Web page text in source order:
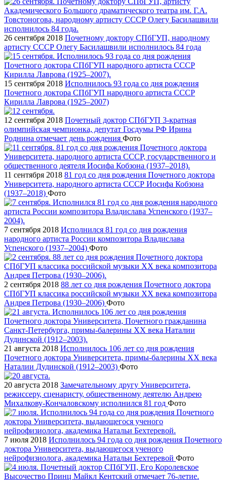
26 сентября 2018 Почетному доктору СПбГУП, народному
артисту СССР Олегу Басилашвили исполнилось 84 года
15 сентября 2018 Исполнилось 93 года со дня рождения
Почетного доктора СПбГУП народного артиста СССР
Кирилла Лаврова (1925–2007)
12 сентября 2018 Почетный доктор СПбГУП 3-кратная
олимпийская чемпионка, депутат Госдумы РФ Ирина
Роднина отмечает день рождения Фото
11 сентября 2018 81 год со дня рождения Почетного доктора
Университета, народного артиста СССР Иосифа Кобзона
(1937–2018) Фото
7 сентября 2018 Исполнился 81 год со дня рождения
народного артиста России композитора Владислава
Успенского (1937–2004) Фото
2 сентября 2018 88 лет со дня рождения Почетного доктора
СПбГУП классика российской музыки ХХ века композитора
Андрея Петрова (1930–2006) Фото
21 августа 2018 Исполнилось 106 лет со дня рождения
Почетного доктора Университета, примы-балерины XX века
Наталии Дудинской (1912–2003) Фото
20 августа 2018 Замечательному другу Университета,
режиссеру, сценаристу, общественному деятелю Андрею
Михалкову-Кончаловскому исполнился 81 год Фото
7 июля 2018 Исполнилось 94 года со дня рождения Почетного
доктора Университета, выдающегося ученого
нейрофизиолога, академика Натальи Бехтеревой Фото